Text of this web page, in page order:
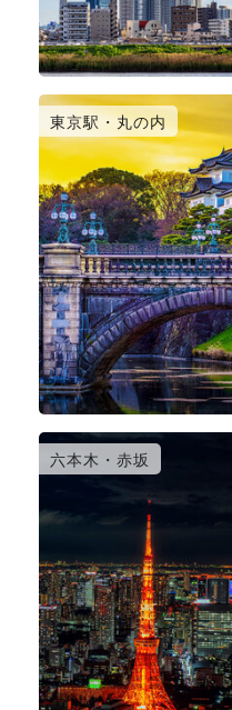
東京駅・丸の内
六本木・赤坂